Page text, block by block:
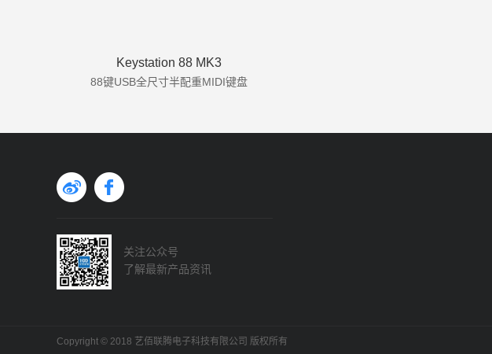
Keystation 88 MK3
88键USB全尺寸半配重MIDI键盘
关注公众号
了解最新产品资讯
Copyright © 2018 艺佰联腾电子科技有限公司 版权所有